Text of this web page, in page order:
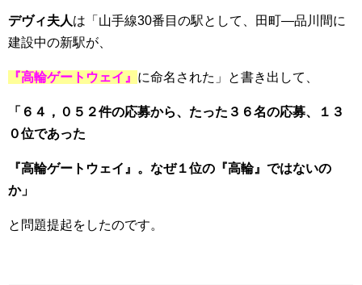
デヴィ夫人は「山手線30番目の駅として、田町―品川間に
建設中の新駅が、
『高輪ゲートウェイ』 に命名された」と書き出して、
「６４，０５２件の応募から、たった３６名の応募、１３
０位であった
『高輪ゲートウェイ』。なぜ１位の『高輪』ではないの
か」
と問題提起をしたのです。